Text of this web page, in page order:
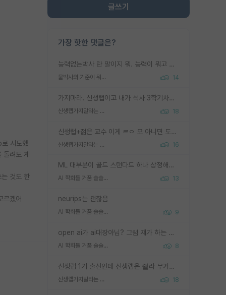
글쓰기
가장 핫한 댓글은?
능력없는박사 란 말이지 뭐. 능력이 뭐고 능력이 있다는게 뭔지는 사람마다 기준이 다르니까 얘기해봐야 서로 자기 기준만 얘기해서 논쟁이 끝이 안나고. 주위에서 능력있고 야심있는 신입생이 교수가 유의미한 피드백을 아예 안주면서 제대로된 과제에 참여해볼 기회도 제공하지 않고 잡일 뺑뺑이만 돌려서 맨날 단순작업만 하면서 밤새다가 눈빛이 점점 죽어가는걸 본 사람은 물박사는 교수탓이라고 하고, 교수는 이것저것 알려도 주고 기회도 주고 사수 동기 붙여주면서 어떻게든 끌고가려고 하는데 본인이 매일 뺀질거리면서 출근 하는둥마는둥 하다가 기껏 와서도 폰이나 쳐다보다가 실험 망치고 저녁약속있어서 먼저 가볼게요~ 하는걸 본 사람은 물박사는 본인탓이라고 함.
물박사의 기준이 뭐임? 14
가지마라. 신생랩이고 내가 석사 3학기차인데 최고참인데 나도 아무것도 모르는데 교수가 후배들 왜 논문 교육 안시키냐. 논문 왜 안 써오냐 닦달한다
신생랩가지말라는 이유가 있었구나 18
신생랩+젊은 교수 이게 ㄹㅇ 모 아니면 도인듯.
신생랩가지말라는 이유가 있었구나 16
ML 대부분이 골드 스탠다드 하나 상정해놓고 (벤치마크 데이터셋이 여러 개면 여러 개 상정) 그거 얼마나 잘 맞추나 싸움임 가끔 번뜩이는 설계 철학을 보여주는 논문들도 있지만 대부분 그거 성적 얼마나 더 올리느라에 혈안이 되어 있는 측면이 잇음
AI 학회들 거품 슬슬 지적이 나오네요 13
neurips는 괜찮음
AI 학회들 거품 슬슬 지적이 나오네요 9
open ai가 ai대장아님? 그럼 쟤가 하는 말이 다 맞겠네
AI 학회들 거품 슬슬 지적이 나오네요 8
신생랩 1기 출신인데 신생랩은 줠라 무거운 바벨 같은거임. 들면 대박인데 못들면 깔려 죽음. 아무도 알려주지 않는 환경에서 자생해야하지만, 일단 살아남았다면 그 어떤 사람보다 악착같고 생존력 높은 사람으로 거듭날 수 있음
신생랩가지말라는 이유가 있었구나 18
시도했
려도 계
것도 한
겠어